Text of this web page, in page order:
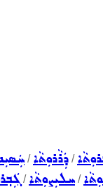
/ܕܲܪܵܪܘܼܬܵܐ /
/ܚܠܝܼܨܘܼܬܵܐ /